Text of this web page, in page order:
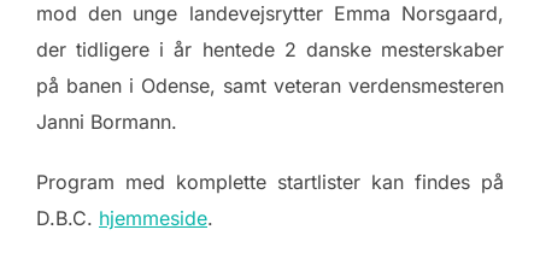
mod den unge landevejsrytter Emma Norsgaard,
der tidligere i år hentede 2 danske mesterskaber
på banen i Odense, samt veteran verdensmesteren
Janni Bormann.
Program med komplette startlister kan findes på
D.B.C. hjemmeside.